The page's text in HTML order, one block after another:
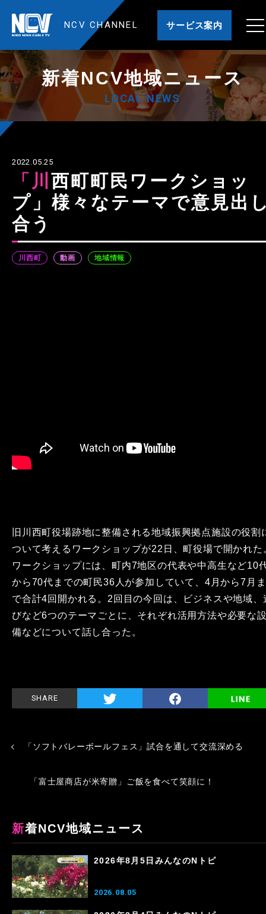
NCV CHANNEL サービス案内
新着NCV地域ニュース
LOCAL NEWS
2022.05.25
「川西町町民ワークショッ
プ」様々なテーマで意見出
合う
川西町 動画 地域情報
旧川西町役場跡地に整備される地域振興拠点施設の役割
ついて考えるワークショップが22日、町役場で開かれた
ワークショップには、町内7地区の代表や中高生など10
から70代までの町民36人が参加していて、4月から7月ま
で合計4回開かれる。2回目の今回は、ビジネスや地域、
びなど6つのテーマごとに、それぞれ活用方法や必要な
備などについて話し合った。
SHARE
「ソフトバレーボールフェス」試合を通して交流深める
「富士屋商店が米寄贈」ご飯を食べて笑顔に！
新着NCV地域ニュース
2026年8月5日みんなのNトピ
2026.08.05